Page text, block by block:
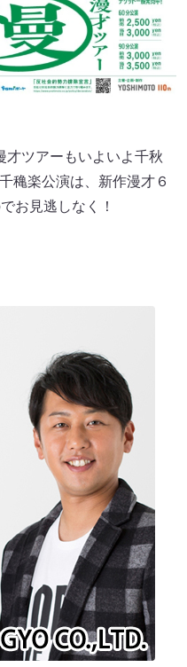
才ツアーもいよいよ千秋
穐楽公演は、新作漫才６
お見逃しなく！